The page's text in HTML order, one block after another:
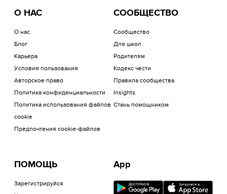
О НАС
О нас
Блог
Карьера
Условия пользования
Авторское право
Политика конфиденциальности
Политика использования файлов
cookie
Предпочтения cookie-файлов
СООБЩЕСТВО
Сообщество
Для школ
Родителям
Кодекс чести
Правила сообщества
Insights
Стань помощником
ПОМОЩЬ
Зарегистрируйся
App